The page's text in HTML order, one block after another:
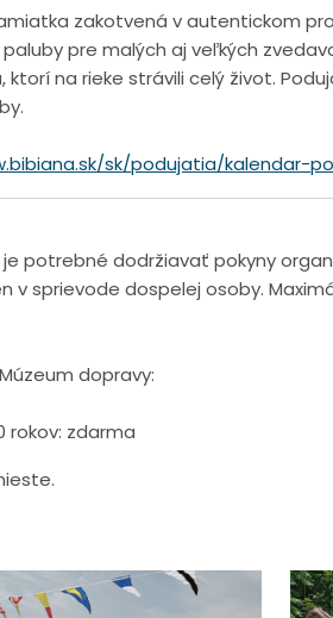
zakotvená v autentickom
pre malých aj veľkých
ktorí na rieke strávili celý život.
sk/podujatia/kalendar-
potrebné dodržiavať pokyny
v sprievode dospelej osoby.
dopravy:
rokov: zdarma